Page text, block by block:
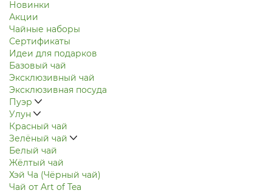
Новинки
Акции
Чайные наборы
Сертификаты
Идеи для подарков
Базовый чай
Эксклюзивный чай
Эксклюзивная посуда
Пуэр
Улун
Красный чай
Зелёный чай
Белый чай
Жёлтый чай
Хэй Ча (Чёрный чай)
Чай от Art of Tea